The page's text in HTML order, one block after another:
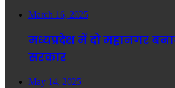
March 16, 2025
मध्यप्रदेश में दो महानगर
सरकार
May 14, 2025